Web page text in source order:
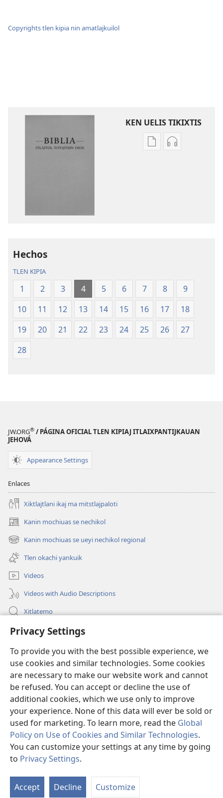
Privacy Settings
To provide you with the best possible experience, we
use cookies and similar technologies. Some cookies
are necessary to make our website work and cannot
be refused. You can accept or decline the use of
additional cookies, which we use only to improve
your experience. None of this data will ever be sold or
used for marketing. To learn more, read the Global
Policy on Use of Cookies and Similar Technologies.
You can customize your settings at any time by going
to Privacy Settings.
Accept Decline Customize
Copyrights tlen kipia nin amatlajkuilol
KEN UELIS TIKIXTIS
XikinkixtiXikkixti
Hechos
TLEN KIPIA
1 2 3 4 5 6 7 8
9
10
11 12 13 14 15 16 17
18
19
20 21 22 23 24 25 26
27
28
JW.ORG® / PÁGINA OFICIAL TLEN KIPIAJ ITLAIXPANTIJKAUAN
JEHOVÁ
Appearance Settings
Enlaces
Xiktlajtlani ikaj ma mitstlajpaloti
Kanin mochiuas se nechikol
(xiktlapo
okse
ventana)
Kanin mochiuas se ueyi nechikol regional
(xiktlapo
okse
ventana)
Tlen okachi yankuik
Videos
Videos with Audio Descriptions
Xitlatemo
Tlapaleuilistli
Donaciones
(xiktlapo
okse
ventana)AMATLAJKUILOLMEJ ITECH INTERNET Watchtower™
(xiktlapo
okse
JW Hub ®
(xiktlapo
okse
ventana)
Copyright© 2026 Watch Tower Bible and Tract Society of Pennsylvania.
TLA TIKTEKITILTIS |AMO IKAJ UELIS KITAS